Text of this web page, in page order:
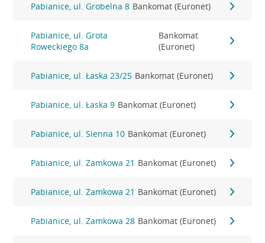
Pabianice, ul. Grobelna 8 Bankomat (Euronet)
Pabianice, ul. Grota
Roweckiego 8a
Bankomat
(Euronet)
Pabianice, ul. Łaska 23/25 Bankomat (Euronet)
Pabianice, ul. Łaska 9 Bankomat (Euronet)
Pabianice, ul. Sienna 10 Bankomat (Euronet)
Pabianice, ul. Zamkowa 21 Bankomat (Euronet)
Pabianice, ul. Zamkowa 21 Bankomat (Euronet)
Pabianice, ul. Zamkowa 28 Bankomat (Euronet)